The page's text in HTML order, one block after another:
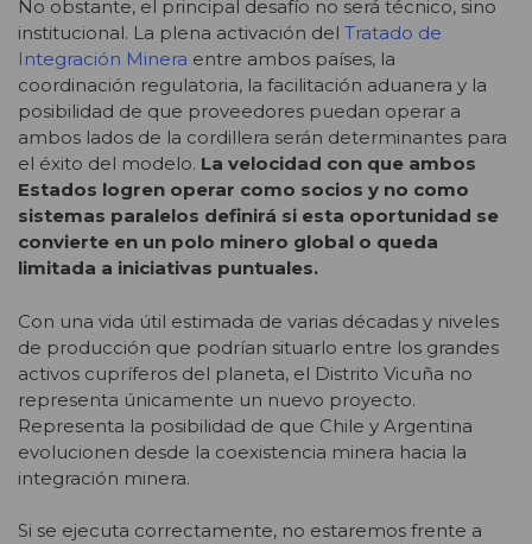
No obstante, el principal desafío no será técnico, sino
institucional. La plena activación del Tratado de
Integración Minera entre ambos países, la
coordinación regulatoria, la facilitación aduanera y la
posibilidad de que proveedores puedan operar a
ambos lados de la cordillera serán determinantes para
el éxito del modelo. La velocidad con que ambos
Estados logren operar como socios y no como
sistemas paralelos definirá si esta oportunidad se
convierte en un polo minero global o queda
limitada a iniciativas puntuales.
Con una vida útil estimada de varias décadas y niveles
de producción que podrían situarlo entre los grandes
activos cupríferos del planeta, el Distrito Vicuña no
representa únicamente un nuevo proyecto.
Representa la posibilidad de que Chile y Argentina
evolucionen desde la coexistencia minera hacia la
integración minera.
Si se ejecuta correctamente, no estaremos frente a